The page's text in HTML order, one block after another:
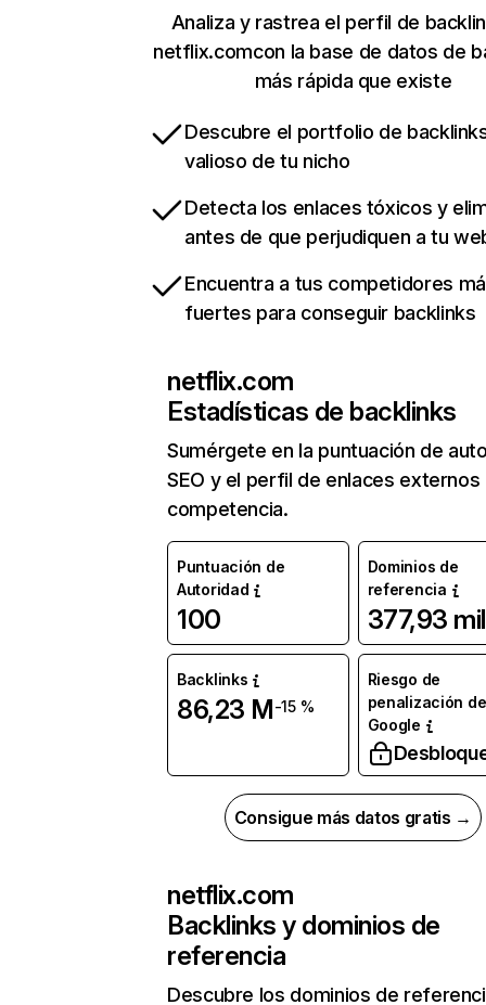
Analiza y rastrea el perfil de
netflix.comcon la base de datos de
más rápida que existe
Descubre el portfolio de
valioso de tu nicho
Detecta los enlaces tóxicos y
antes de que perjudiquen a tu
Encuentra a tus competidores
fuertes para conseguir backlinks
netflix.com
Estadísticas de backlinks
Sumérgete en la puntuación de
SEO y el perfil de enlaces externos
competencia.
Puntuación de
Autoridad
100
Dominios de
referencia
377,93 mil
Backlinks
86,23 M-15 %
Riesgo de
penalización de
Google
Consigue más datos gratis →
netflix.com
Backlinks y dominios de
referencia
Descubre los dominios de